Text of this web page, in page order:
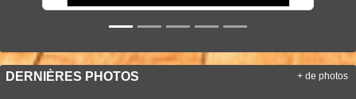
DERNIÈRES PHOTOS + de photos